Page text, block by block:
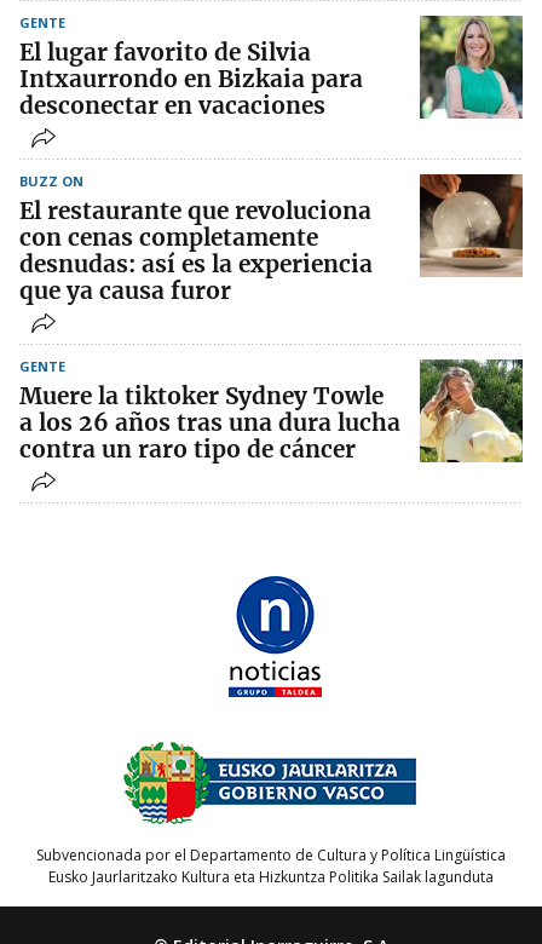
GENTE
El lugar favorito de Silvia
Intxaurrondo en Bizkaia para
desconectar en vacaciones
BUZZ ON
El restaurante que revoluciona
con cenas completamente
desnudas: así es la experiencia
que ya causa furor
GENTE
Muere la tiktoker Sydney Towle
a los 26 años tras una dura lucha
contra un raro tipo de cáncer
Subvencionada por el Departamento de Cultura y Política Lingüística
Eusko Jaurlaritzako Kultura eta Hizkuntza Politika Sailak lagunduta